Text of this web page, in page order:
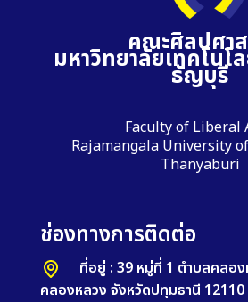
คณะศิลปศา
มหาวิทยาลัยเทคโนโ
ธัญบุรี
Faculty of Liberal
Rajamangala University
Thanyaburi
ช่องทางการติดต่อ
ที่อยู่ : 39 หมู่ที่ 1 ตำบลคลอง
คลองหลวง จังหวัดปทุมธานี 12110